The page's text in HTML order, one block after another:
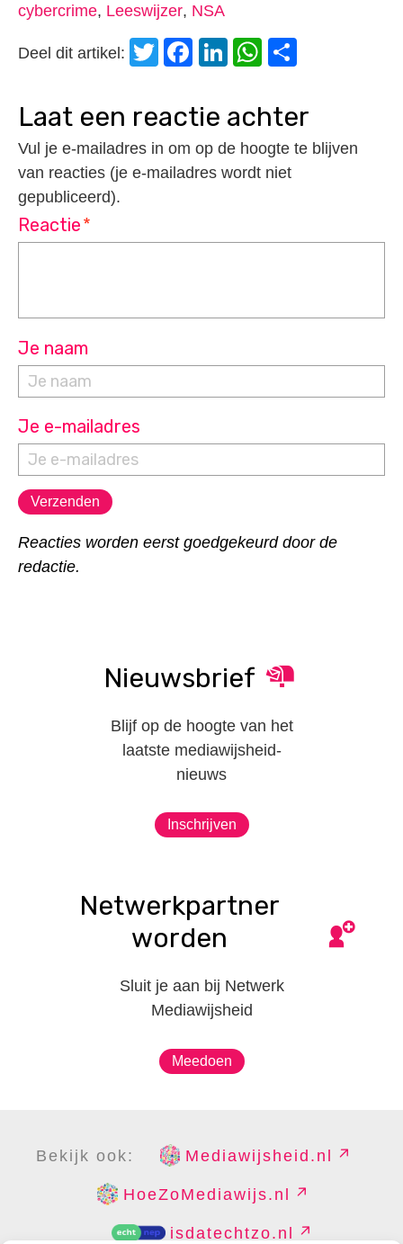
cybercrime, Leeswijzer, NSA
Deel dit artikel: Twitter
Facebook
LinkedIn
WhatsApp
laat een reactie achter
Vul je e-mailadres in om op de hoogte te blijven
van reacties (je e-mailadres wordt niet
gepubliceerd).
Reactie*
Je naam
Je e-mailadres
Reacties worden eerst goedgekeurd door de
redactie.
Nieuwsbrief
Blijf op de hoogte van het
laatste mediawijsheid-
nieuws
Inschrijven
Netwerkpartner
worden
Sluit je aan bij Netwerk
Mediawijsheid
Meedoen
Bekijk ook: Mediawijsheid.nl
HoeZoMediawijs.nl
isdatechtzo.nl